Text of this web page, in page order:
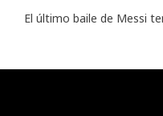
El último baile de Messi